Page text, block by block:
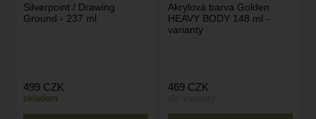
Silverpoint / Drawing
Ground - 237 ml
skladem
499 CZK
Akrylová barva Golden
HEAVY BODY 148 ml -
varianty
469 CZK